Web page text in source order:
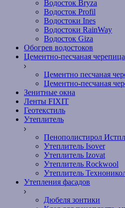
Водосток Bryza
Водосток Profil
Водостоки Ines
Водостоки RainWay
Водосток Giza
Обогрев водостоков
Цементно-песчаная черепица
Цементно песчаная
Цементно-песчаная
Зенитные окна
Ленты FIXIT
Геотекстиль
Утеплитель
Пенополистирол
Утеплитель Isover
Утеплитель Izovat
Утеплитель Rockwool
Утеплитель
Утепления фасадов
Дюбеля зонтики